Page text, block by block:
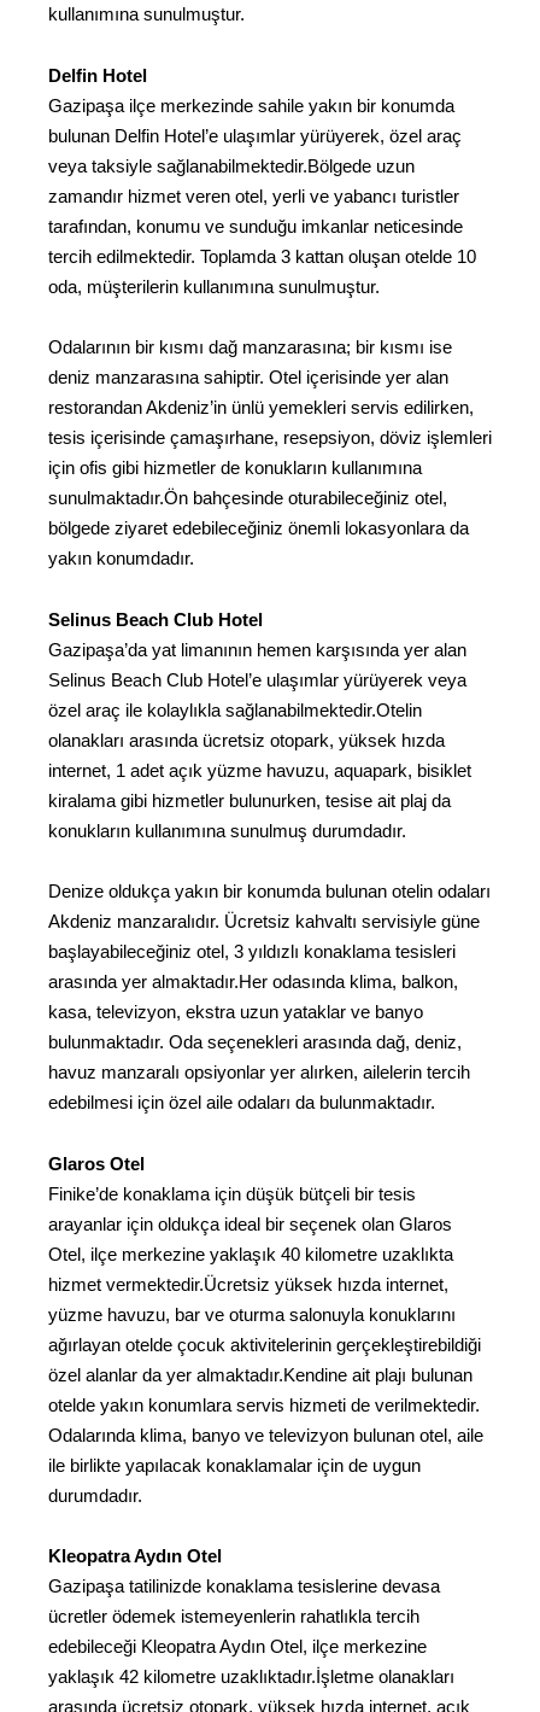
kullanımına sunulmuştur.
Delfin Hotel
Gazipaşa ilçe merkezinde sahile yakın bir konumda
bulunan Delfin Hotel’e ulaşımlar yürüyerek, özel araç
veya taksiyle sağlanabilmektedir.Bölgede uzun
zamandır hizmet veren otel, yerli ve yabancı turistler
tarafından, konumu ve sunduğu imkanlar neticesinde
tercih edilmektedir. Toplamda 3 kattan oluşan otelde 10
oda, müşterilerin kullanımına sunulmuştur.
Odalarının bir kısmı dağ manzarasına; bir kısmı ise
deniz manzarasına sahiptir. Otel içerisinde yer alan
restorandan Akdeniz’in ünlü yemekleri servis edilirken,
tesis içerisinde çamaşırhane, resepsiyon, döviz işlemleri
için ofis gibi hizmetler de konukların kullanımına
sunulmaktadır.Ön bahçesinde oturabileceğiniz otel,
bölgede ziyaret edebileceğiniz önemli lokasyonlara da
yakın konumdadır.
Selinus Beach Club Hotel
Gazipaşa’da yat limanının hemen karşısında yer alan
Selinus Beach Club Hotel’e ulaşımlar yürüyerek veya
özel araç ile kolaylıkla sağlanabilmektedir.Otelin
olanakları arasında ücretsiz otopark, yüksek hızda
internet, 1 adet açık yüzme havuzu, aquapark, bisiklet
kiralama gibi hizmetler bulunurken, tesise ait plaj da
konukların kullanımına sunulmuş durumdadır.
Denize oldukça yakın bir konumda bulunan otelin odaları
Akdeniz manzaralıdır. Ücretsiz kahvaltı servisiyle güne
başlayabileceğiniz otel, 3 yıldızlı konaklama tesisleri
arasında yer almaktadır.Her odasında klima, balkon,
kasa, televizyon, ekstra uzun yataklar ve banyo
bulunmaktadır. Oda seçenekleri arasında dağ, deniz,
havuz manzaralı opsiyonlar yer alırken, ailelerin tercih
edebilmesi için özel aile odaları da bulunmaktadır.
Glaros Otel
Finike’de konaklama için düşük bütçeli bir tesis
arayanlar için oldukça ideal bir seçenek olan Glaros
Otel, ilçe merkezine yaklaşık 40 kilometre uzaklıkta
hizmet vermektedir.Ücretsiz yüksek hızda internet,
yüzme havuzu, bar ve oturma salonuyla konuklarını
ağırlayan otelde çocuk aktivitelerinin gerçekleştirebildiği
özel alanlar da yer almaktadır.Kendine ait plajı bulunan
otelde yakın konumlara servis hizmeti de verilmektedir.
Odalarında klima, banyo ve televizyon bulunan otel, aile
ile birlikte yapılacak konaklamalar için de uygun
durumdadır.
Kleopatra Aydın Otel
Gazipaşa tatilinizde konaklama tesislerine devasa
ücretler ödemek istemeyenlerin rahatlıkla tercih
edebileceği Kleopatra Aydın Otel, ilçe merkezine
yaklaşık 42 kilometre uzaklıktadır.İşletme olanakları
arasında ücretsiz otopark, yüksek hızda internet, açık